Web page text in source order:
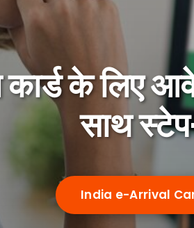
कार्ड के लिए
साथ
India e-Arrival